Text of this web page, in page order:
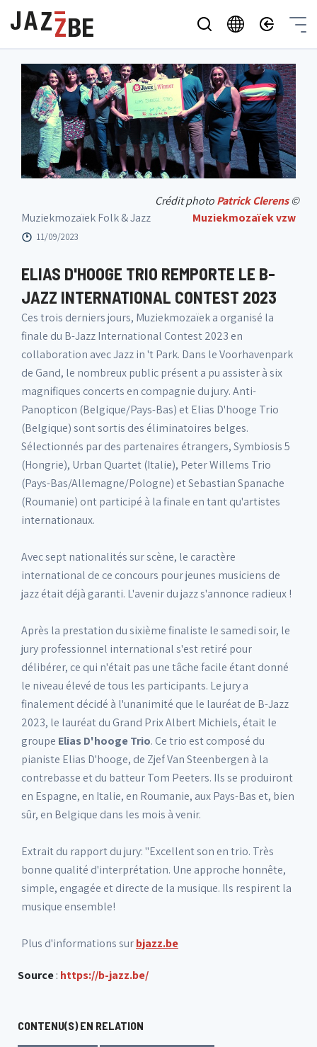
Crédit photoPatrick Clerens©
Muziekmozaïek Folk & Jazz
Muziekmozaïek vzw
11/09/2023
ELIAS D'HOOGE TRIO REMPORTE LE B-
JAZZ INTERNATIONAL CONTEST 2023
Ces trois derniers jours, Muziekmozaïek a organisé la
finale du B-Jazz International Contest 2023 en
collaboration avec Jazz in 't Park. Dans le Voorhavenpark
de Gand, le nombreux public présent a pu assister à six
magnifiques concerts en compagnie du jury. Anti-
Panopticon (Belgique/Pays-Bas) et Elias D'hooge Trio
(Belgique) sont sortis des éliminatoires belges.
Sélectionnés par des partenaires étrangers, Symbiosis 5
(Hongrie), Urban Quartet (Italie), Peter Willems Trio
(Pays-Bas/Allemagne/Pologne) et Sebastian Spanache
(Roumanie) ont participé à la finale en tant qu'artistes
internationaux.
Avec sept nationalités sur scène, le caractère
international de ce concours pour jeunes musiciens de
jazz était déjà garanti. L'avenir du jazz s'annonce radieux !
Après la prestation du sixième finaliste le samedi soir, le
jury professionnel international s'est retiré pour
délibérer, ce qui n'était pas une tâche facile étant donné
le niveau élevé de tous les participants. Le jury a
finalement décidé à l'unanimité que le lauréat de B-Jazz
2023, le lauréat du Grand Prix Albert Michiels, était le
groupe Elias D'hooge Trio. Ce trio est composé du
pianiste Elias D'hooge, de Zjef Van Steenbergen à la
contrebasse et du batteur Tom Peeters. Ils se produiront
en Espagne, en Italie, en Roumanie, aux Pays-Bas et, bien
sûr, en Belgique dans les mois à venir.
Extrait du rapport du jury: "Excellent son en trio. Très
bonne qualité d'interprétation. Une approche honnête,
simple, engagée et directe de la musique. Ils respirent la
musique ensemble!
Plus d'informations surbjazz.be
Source: https://b-jazz.be/
CONTENU(S) EN RELATION